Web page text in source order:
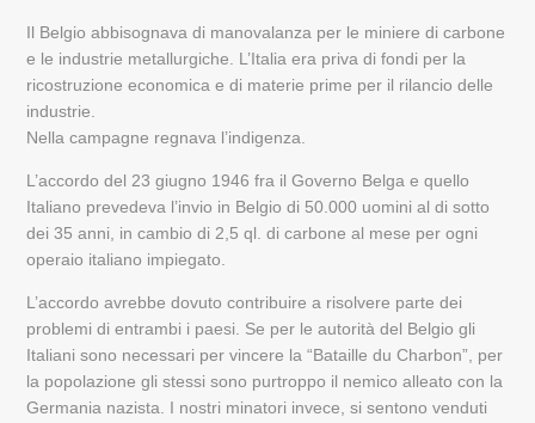
Il Belgio abbisognava di manovalanza per le miniere di carbone
e le industrie metallurgiche. L’Italia era priva di fondi per la
ricostruzione economica e di materie prime per il rilancio delle
industrie.
Nella campagne regnava l’indigenza.
L’accordo del 23 giugno 1946 fra il Governo Belga e quello
Italiano prevedeva l’invio in Belgio di 50.000 uomini al di sotto
dei 35 anni, in cambio di 2,5 ql. di carbone al mese per ogni
operaio italiano impiegato.
L’accordo avrebbe dovuto contribuire a risolvere parte dei
problemi di entrambi i paesi. Se per le autorità del Belgio gli
Italiani sono necessari per vincere la “Bataille du Charbon”, per
la popolazione gli stessi sono purtroppo il nemico alleato con la
Germania nazista. I nostri minatori invece, si sentono venduti